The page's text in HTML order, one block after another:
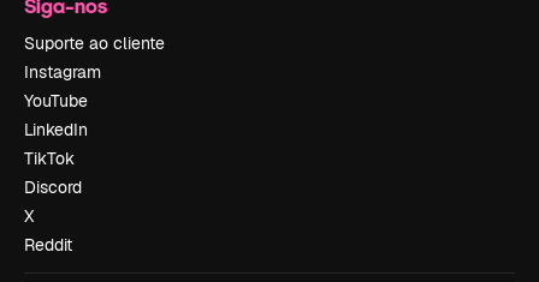
Siga-nos
Suporte ao cliente
Instagram
YouTube
LinkedIn
TikTok
Discord
X
Reddit